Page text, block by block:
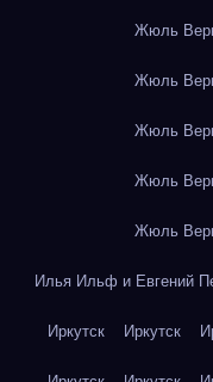
Жюль
Жюль
Жюль
Жюль
Жюль
Илья Ильф и Евгений
Иркутск Иркутск